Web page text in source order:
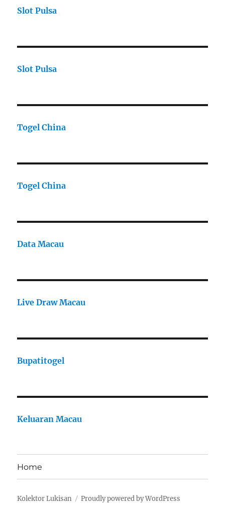
Slot Pulsa
Slot Pulsa
Togel China
Togel China
Data Macau
Live Draw Macau
Bupatitogel
Keluaran Macau
Home
Kolektor Lukisan Proudly powered by WordPress